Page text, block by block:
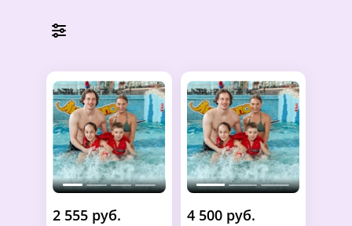
2 555 руб. 4 500 руб.